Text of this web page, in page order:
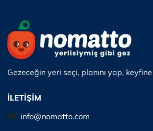
Gezeceğin yeri seçi, planını yap,
İLETİŞİM
info@nomatto.com